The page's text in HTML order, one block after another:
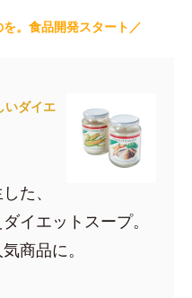
。食品開発スタート／
いダイエ
た、
イエットスープ。
商品に。